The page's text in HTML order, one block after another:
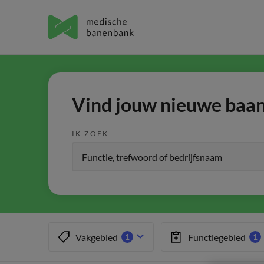
Vind jouw nieuwe
IK ZOEK
Vakgebied 1 Functiegebied 1